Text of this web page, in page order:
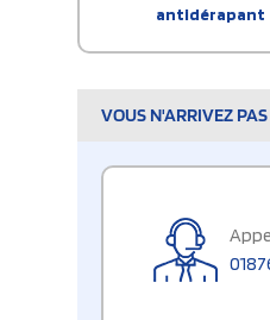
antidérapant
VOUS N'ARRIVEZ